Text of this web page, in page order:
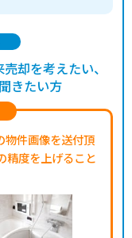
物件画像を送付頂
精度を上げること
却を考えたい、
きたい方